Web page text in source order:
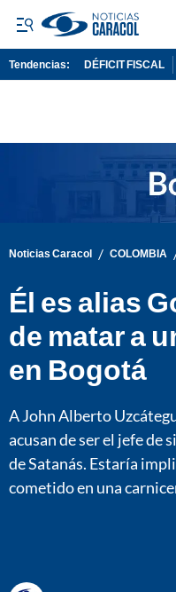
Tendencias: DÉFICIT FISCAL
Noticias Caracol / COLOMBIA
Él es alias
de matar a
en Bogotá
A John Alberto
acusan de ser el jefe de
de Satanás. Estaría
cometido en una